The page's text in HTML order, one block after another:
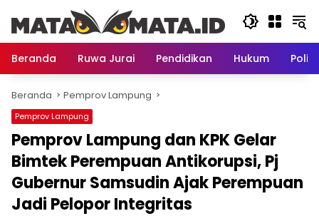
konten
Beranda
Ruwa Jurai Pendidikan Hukum
Beranda Pemprov Lampung
Pemprov Lampung
Pemprov Lampung dan KPK Gelar
Bimtek Perempuan Antikorupsi, Pj
Gubernur Samsudin Ajak Perempuan
Jadi Pelopor Integritas